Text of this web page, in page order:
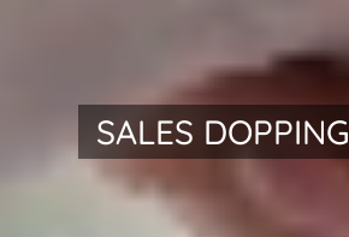
SALES DOPPING